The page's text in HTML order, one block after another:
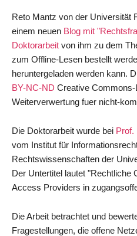
Reto Mantz von der Universität
einem neuen Blog mit
Doktorarbeit von ihm zu dem
zum Offline-Lesen bestellt
heruntergeladen werden kann.
BY-NC-ND Creative
Weiterverwertung fuer nicht-
Die Doktorarbeit wurde bei Prof.
vom Institut für
Rechtswissenschaften der
Der Untertitel lautet "Rechtliche
Access Providers in
Die Arbeit betrachtet und
Fragestellungen, die offene